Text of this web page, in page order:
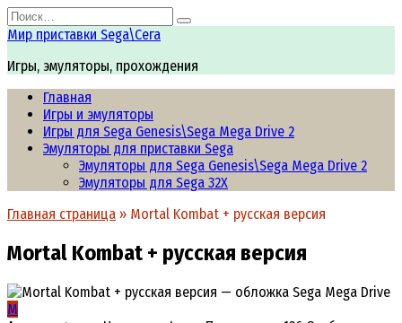
Перейти
к
содержанию
Search
for:
Мир приставки Sega\Сега
Игры, эмуляторы, прохождения
Главная
Игры и эмуляторы
Игры для Sega Genesis\Sega Mega Drive 2
Эмуляторы для приставки Sega
Эмуляторы для Sega Genesis\Sega Mega Drive 2
Эмуляторы для Sega 32X
Главная страница » Mortal Kombat + русская версия
Mortal Kombat + русская версия
M